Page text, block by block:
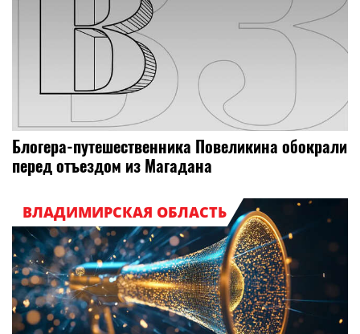
Блогера-путешественника Повеликина обокрали
перед отъездом из Магадана
ВЛАДИМИРСКАЯ ОБЛАСТЬ